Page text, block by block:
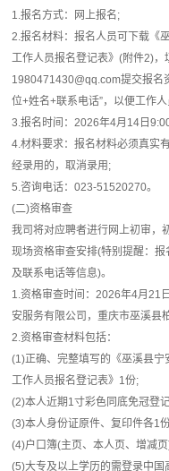
1.报名方式：网上报名;
2.报名材料：报名人员可下载《
工作人员报名登记表》(附件2)
1980471430@qq.com提交报名
位+姓名+联系电话”，以便工作人
3.报名时间：2026年4月14日
4.材料要求：报名材料必须真实
经录用的，取消录用;
5.咨询电话：023-51520270。
(二)资格审查
我司将对应聘者进行网上初审，
现场资格审查安排(特别提醒：
及联系电话等信息)。
1.资格审查时间：2026年4月21
安服务有限公司，重庆市巫溪县
2.资格审查材料包括：
(1)正确、完整填写的《巫溪县
工作人员报名登记表》1份;
(2)本人近期1寸彩色同底免冠登
(3)本人身份证原件、复印件各1
(4)户口簿(主页、本人页、增减
(5)大专及以上学历的需登录中国